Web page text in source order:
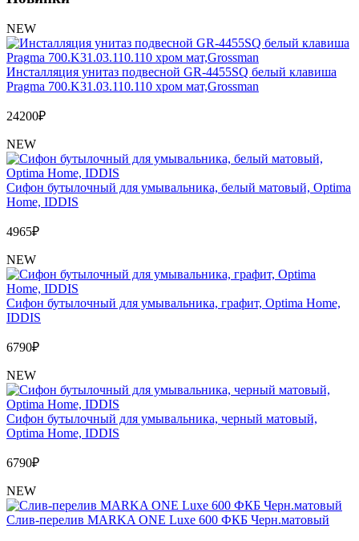
NEW
Инсталляция унитаз подвесной GR-4455SQ белый клавиша
Pragma 700.K31.03.110.110 хром мат,Grossman
24200₽
NEW
Сифон бутылочный для умывальника, белый матовый, Optima
Home, IDDIS
4965₽
NEW
Сифон бутылочный для умывальника, графит, Optima Home,
IDDIS
6790₽
NEW
Сифон бутылочный для умывальника, черный матовый,
Optima Home, IDDIS
6790₽
NEW
Слив-перелив MARKA ONE Luxe 600 ФКБ Черн.матовый